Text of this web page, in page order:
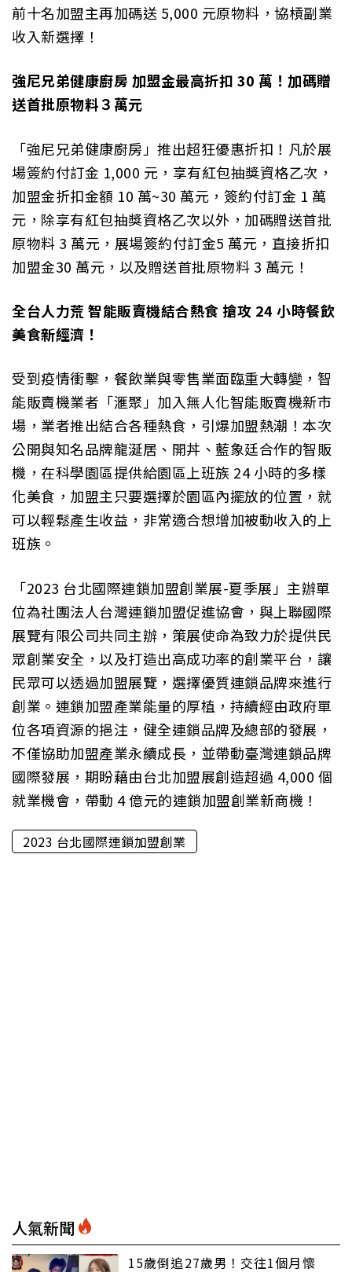
前十名加盟主再加碼送 5,000 元原物料，協槓副業
收入新選擇！
強尼兄弟健康廚房 加盟金最高折扣 30 萬！加碼贈
送首批原物料３萬元
「強尼兄弟健康廚房」推出超狂優惠折扣！凡於展
場簽約付訂金 1,000 元，享有紅包抽獎資格乙次，
加盟金折扣金額 10 萬~30 萬元，簽約付訂金 1 萬
元，除享有紅包抽獎資格乙次以外，加碼贈送首批
原物料 3 萬元，展場簽約付訂金5 萬元，直接折扣
加盟金30 萬元，以及贈送首批原物料 3 萬元！
全台人力荒 智能販賣機結合熱食 搶攻 24 小時餐飲
美食新經濟！
受到疫情衝擊，餐飲業與零售業面臨重大轉變，智
能販賣機業者「滙聚」加入無人化智能販賣機新市
場，業者推出結合各種熱食，引爆加盟熱潮！本次
公開與知名品牌龍涎居、開丼、藍象廷合作的智販
機，在科學園區提供給園區上班族 24 小時的多樣
化美食，加盟主只要選擇於園區內擺放的位置，就
可以輕鬆產生收益，非常適合想增加被動收入的上
班族。
「2023 台北國際連鎖加盟創業展-夏季展」主辦單
位為社團法人台灣連鎖加盟促進協會，與上聯國際
展覽有限公司共同主辦，策展使命為致力於提供民
眾創業安全，以及打造出高成功率的創業平台，讓
民眾可以透過加盟展覽，選擇優質連鎖品牌來進行
創業。連鎖加盟產業能量的厚植，持續經由政府單
位各項資源的挹注，健全連鎖品牌及總部的發展，
不僅協助加盟產業永續成長，並帶動臺灣連鎖品牌
國際發展，期盼藉由台北加盟展創造超過 4,000 個
就業機會，帶動 4 億元的連鎖加盟創業新商機！
2023 台北國際連鎖加盟創業
人氣新聞
15歲倒追27歲男！交往1個月懷